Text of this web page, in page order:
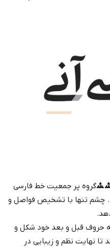
ش‍ ‍ش‍گروه پر جمعیت خط فارسی
چشم تنها با تشخیص فواصل و
حروف قبل و بعد خود شکل و
نهایت نظم و زیبایی در